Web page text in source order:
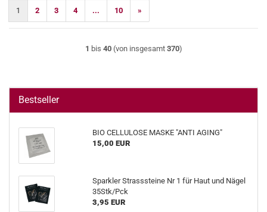
1 2 3 4 ... 10 »
1 bis 40(von insgesamt 370)
Bestseller
BIO CELLULOSE MASKE "ANTI AGING"
15,00 EUR
Sparkler Strasssteine Nr 1 für Haut und Nägel
35Stk/Pck
3,95 EUR